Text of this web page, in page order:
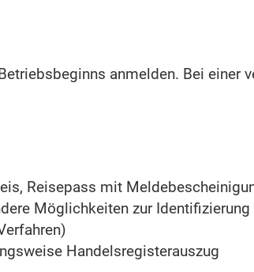
anmelden. Bei einer
Reisepass mit
Möglichkeiten zur
Handelsregisterauszug